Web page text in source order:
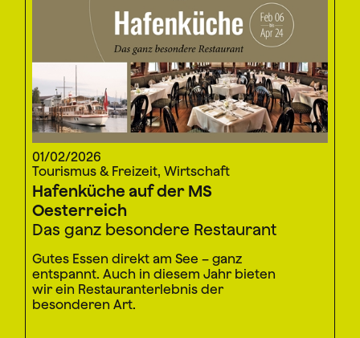
01/02/2026
Tourismus & Freizeit, Wirtschaft
Hafenküche auf der MS
Oesterreich
Das ganz besondere Restaurant
Gutes Essen direkt am See – ganz
entspannt. Auch in diesem Jahr bieten
wir ein Restauranterlebnis der
besonderen Art.